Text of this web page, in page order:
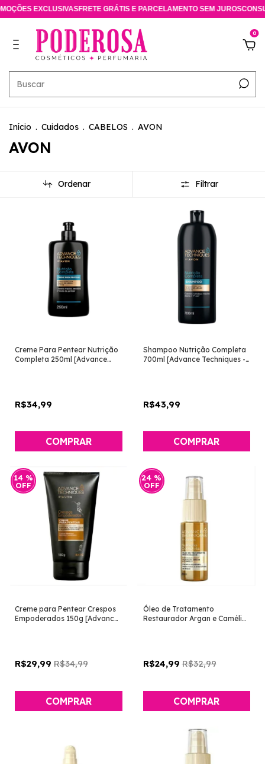
EXCLUSIVASFRETE GRÁTIS E PARCELAMENTO SEM JUROS
0
Início . Cuidados . CABELOS . AVON
AVON
Ordenar Filtrar
Creme Para Pentear Nutrição
Completa 250ml [Advance
R$34,99
Shampoo Nutrição Completa
700ml [Advance Techniques -
R$43,99
14 %
OFF
Creme para Pentear Crespos
Empoderados 150g [Advance
R$29,99 R$34,99
24 %
OFF
Óleo de Tratamento
Restaurador Argan e Camélia
R$24,99 R$32,99